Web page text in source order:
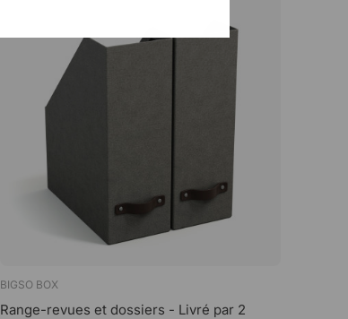
BIGSO BOX
Range-revues et dossiers - Livré par 2